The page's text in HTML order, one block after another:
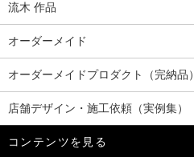
流木 作品
オーダーメイド
オーダーメイドプロダクト（完納品）
店舗デザイン・施工依頼（実例集）
コンテンツを見る